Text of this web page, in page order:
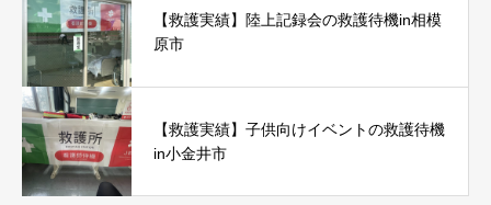
【救護実績】陸上記録会の救護待機in相模
原市
【救護実績】子供向けイベントの救護待機
in小金井市